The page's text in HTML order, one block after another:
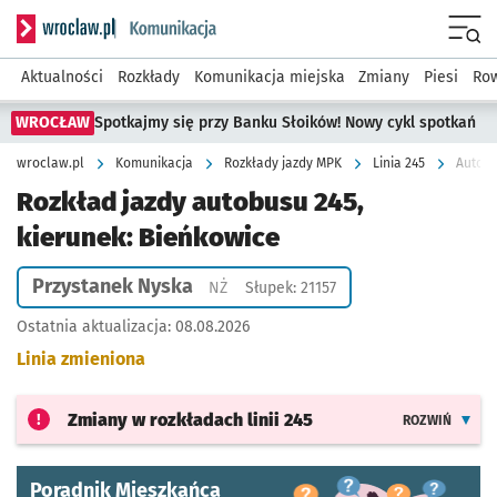
Serwis informacyjny wroclaw.pl podserwis: Komunikacja
Aktualności Rozkłady Komunikacja miejska Zmiany Piesi
WROCŁAW Spotkajmy się przy Banku Słoików! Nowy cykl spotkań
wroclaw.pl Komunikacja Rozkłady jazdy MPK Linia 245
Rozkład jazdy autobusu 245,
kierunek: Bieńkowice
Przystanek Nyska NŻPrzystanek na życzenie
Słupek: 21157
Ostatnia aktualizacja: 08.08.2026
Linia zmieniona
Zmiany w rozkładach linii 245 ROZWIŃ
Poradnik Mieszkańca